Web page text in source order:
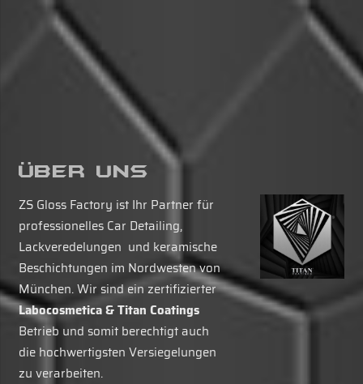
Über Uns
ZS Gloss Factory ist Ihr Partner für
professionelles Car Detailing,
Lackveredelungen und keramische
Beschichtungen im Nordwesten von
München. Wir sind ein zertifizierter
Labocosmetica & Titan Coatings
Betrieb und somit berechtigt auch
die hochwertigsten Versiegelungen
zu verarbeiten.